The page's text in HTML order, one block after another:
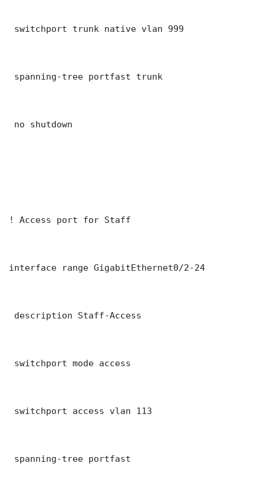
switchport trunk native vlan 999
spanning-tree portfast trunk
no shutdown
! Access port for Staff
interface range GigabitEthernet0/2-24
description Staff-Access
switchport mode access
switchport access vlan 113
spanning-tree portfast